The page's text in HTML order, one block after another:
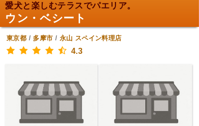
愛犬と楽しむテラスでパエリア。
ウン・ベシート
東京都 / 多摩市 / 永山 スペイン料理店
4.3